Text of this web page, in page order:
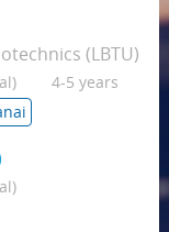
(LBTU)
4-5 years